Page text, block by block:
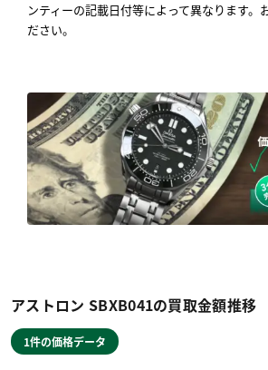
ンティーの記載日付等によって異なります。
ださい。
アストロン SBXB041の買取金額推移
1件の価格データ